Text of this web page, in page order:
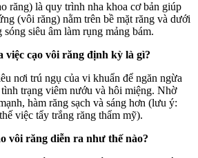
răng) là quy trình nha khoa cơ bản giúp
(vôi răng) nằm trên bề mặt răng và dưới
siêu âm làm rụng mảng bám.
việc cạo vôi răng định kỳ là gì?
nơi trú ngụ của vi khuẩn để ngăn ngừa
trạng viêm nướu và hôi miệng. Nhờ
hàm răng sạch và sáng hơn (lưu ý:
việc tẩy trắng răng thẩm mỹ).
vôi răng diễn ra như thế nào?